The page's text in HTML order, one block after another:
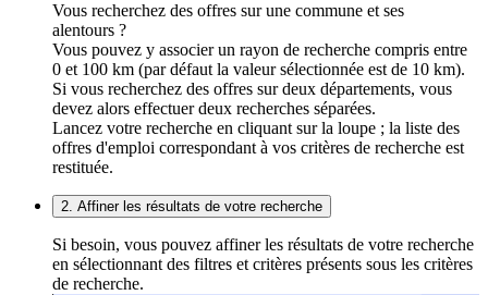
Vous recherchez des offres sur une commune et ses
alentours ?
Vous pouvez y associer un rayon de recherche compris entre
0 et 100 km (par défaut la valeur sélectionnée est de 10 km).
Si vous recherchez des offres sur deux départements, vous
devez alors effectuer deux recherches séparées.
Lancez votre recherche en cliquant sur la loupe ; la liste des
offres d'emploi correspondant à vos critères de recherche est
restituée.
2. Affiner les résultats de votre recherche
Si besoin, vous pouvez affiner les résultats de votre recherche
en sélectionnant des filtres et critères présents sous les critères
de recherche.